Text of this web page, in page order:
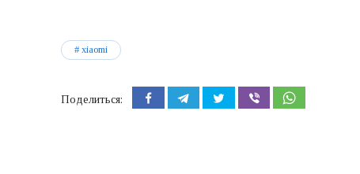
xiaomi
Поделиться: